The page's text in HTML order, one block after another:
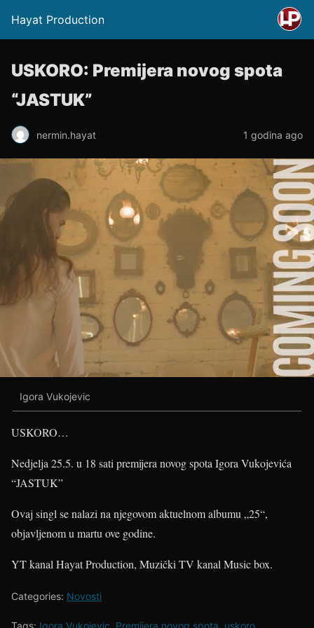
Hayat Production
USKORO: Premijera novog spota
“JASTUK”
nermin.hayat 1 godina ago
Igora Vukojevic
USKORO…
Nedjelja 25.5. u 18 sati premijera novog spota Igora Vukojevića
“JASTUK”
Ovaj singl se nalazi na njegovom aktuelnom albumu „25“,
objavljenom u martu ove godine.
YT kanal Hayat Production, Muzički TV kanal Music box.
Categories: Novosti